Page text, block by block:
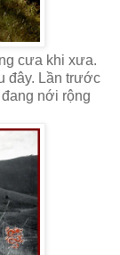
cưa khi xưa.
đây. Lần trước
nới rộng